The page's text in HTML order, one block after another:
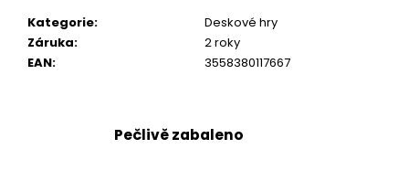
Kategorie:
Deskové hry
Záruka:
2 roky
EAN: 3558380117667
Pečlivě zabaleno
u
č